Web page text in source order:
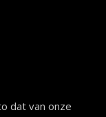
dat van onze